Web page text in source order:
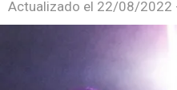
Actualizado el 22/08/2022